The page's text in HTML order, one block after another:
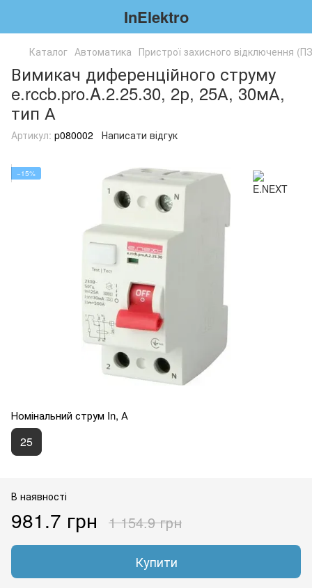
InElektro
Каталог Автоматика Пристрої захисного відключення
Вимикач диференційного струму
e.rccb.pro.A.2.25.30, 2р, 25А, 30мА,
тип А
Артикул: p080002 Написати відгук
−15%
Номінальний струм In, А
25
В наявності
981.7 грн 1 154.9 грн
Купити